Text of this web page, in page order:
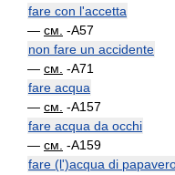
fare con l'accetta
— см. -A57
non fare un accidente
— см. -A71
fare acqua
— см. -A157
fare acqua da occhi
— см. -A159
fare (l')acqua di